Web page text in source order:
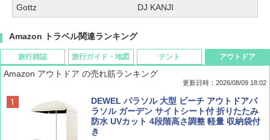
Gottz DJ KANJI
Amazon トラベル関連ランキング
旅行雑誌
BE-PAL(ビ-パル) 2026年 9 月号【特別付録:
SOTO ミニマル"旅"財布 ランダム2種】
￥1,500
旅行ガイド・地図
地球の歩き方 スター・ウォーズ
￥2,695
テント
[キャンパーズコレクション 山善] ポップアッ
プテント 傘みたいに広げて畳める パッとサ
ッとサンシェード キューブ フルクローズ メ
ッシュ 簡単設置 ワンタッチテント キャンプ
アウトドア
Amazon アウトドア の売れ筋ランキング
更新日時：2026/08/09 18:02
DEWEL パラソル 大型 ビーチ アウトドアパ
ラソル ガーデン サイトシート付 折りたたみ
防水 UVカット 4段階高さ調整 軽量 収納袋付
き